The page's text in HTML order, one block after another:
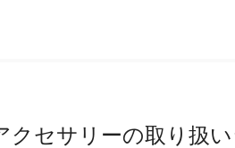
クセサリーの取り扱